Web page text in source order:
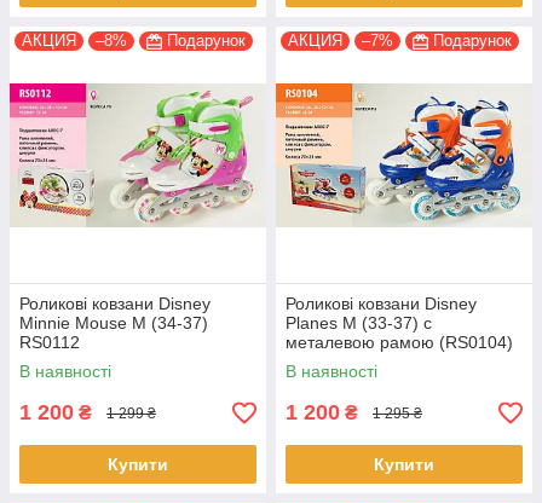
АКЦИЯ –8% Подарунок
Роликові ковзани Disney
Minnie Mouse M (34-37)
RS0112
В наявності
1 200 ₴ 1 299 ₴
Купити
АКЦИЯ –7% Подарунок
Роликові ковзани Disney
Planes М (33-37) c
металевою рамою (RS0104)
В наявності
1 200 ₴ 1 295 ₴
Купити